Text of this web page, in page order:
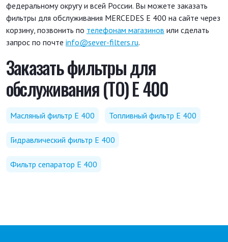
федеральному округу и всей России. Вы можете заказать
фильтры для обслуживания MERCEDES E 400 на сайте через
корзину, позвонить по телефонам магазинов или сделать
запрос по почте info@sever-filters.ru.
Заказать фильтры для
обслуживания (ТО) E 400
Масляный фильтр E 400 Топливный фильтр E 400
Гидравлический фильтр E 400
Фильтр сепаратор E 400